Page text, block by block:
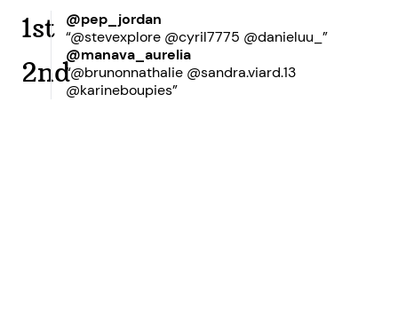
1st
@pep_jordan
“@stevexplore @cyril7775 @danieluu_”
2nd
@manava_aurelia
“@brunonnathalie @sandra.viard.13
@karineboupies”